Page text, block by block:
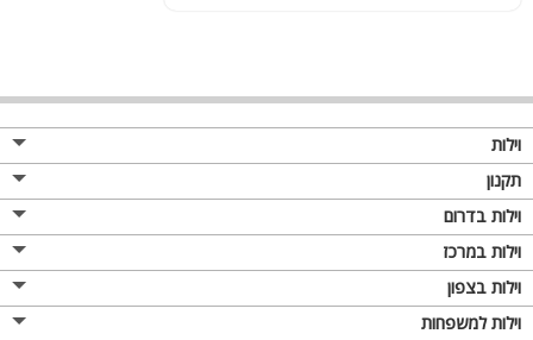
וילות
תקנון
וילות בדרום
וילות במרכז
וילות בצפון
וילות למשפחות